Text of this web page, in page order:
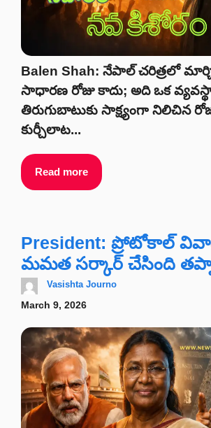
Balen Shah: నేపాల్ చరిత్రలో
సాధారణ రోజు కాదు; అది ఒక
తిరుగుబాటుకు సాక్ష్యంగా నిలిచిన
కుర్చీలాట...
Read more
President: ప్రోటోకాల్
మమత సర్కార్ చేసింది
Vasishta Journo
March 9, 2026